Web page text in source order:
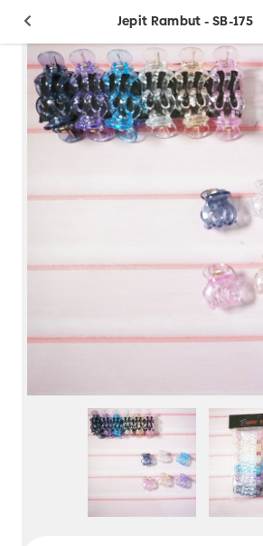
Jepit Rambut - SB-175